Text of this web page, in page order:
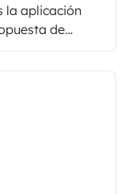
la aplicación
de
comunidad
experiencias